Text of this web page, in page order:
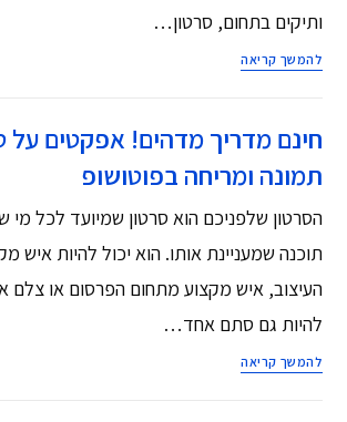
ותיקים בתחום, סרטון…
להמשך קריאה
חינם מדריך מדהים! אפקטים
תמונה ומריחה בפוטושופ
הסרטון שלפניכם הוא סרטון שמיועד לכל מי
תוכנה שמעניינת אותו. הוא יכול להיות איש
העיצוב, איש מקצוע מתחום הפרסום או צלם
להיות גם סתם אחד…
להמשך קריאה